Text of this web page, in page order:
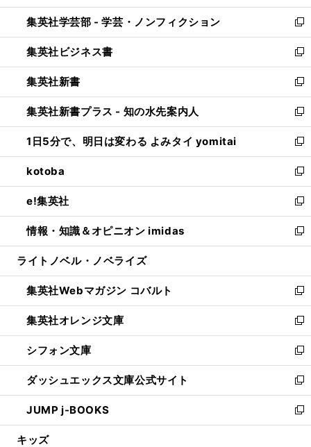
開
く
ウ
で
開
く
ン
ド
ウ
で
開
く
ウ
ィ
ン
ド
ウ
で
開
く
集英社学芸部 - 学芸・ノンフィクション
新
し
い
ウ
ィ
ン
ド
ウ
で
開
く
集英社ビジネス書
新
し
い
ウ
ィ
ン
ド
ウ
で
開
く
集英社新書
新
し
い
ウ
ィ
ン
ド
ウ
で
開
く
集英社新書プラス - 知の水先案内人
新
し
い
ウ
ィ
ン
ド
ウ
で
開
1日5分で、明日は変わる よみタイ yomitai
新
し
い
ウ
ィ
ン
ド
ウ
開
く
kotoba
新
し
い
ウ
ィ
ン
ウ
で
開
く
e!集英社
新
し
い
ウ
ン
ド
ウ
で
開
く
情報・知識＆オピニオン imidas
新
し
ウ
ィ
ン
ド
ウ
で
開
く
ライトノベル・ノベライズ
集英社Webマガジン コバルト
新
し
い
ウ
ィ
ン
ド
ウ
で
開
集英社オレンジ文庫
新
し
い
ウ
ィ
ン
ド
ウ
シフォン文庫
新
し
い
ウ
ィ
ン
ダッシュエックス文庫公式サイト
新
し
い
ウ
JUMP j-BOOKS
新
し
キッズ